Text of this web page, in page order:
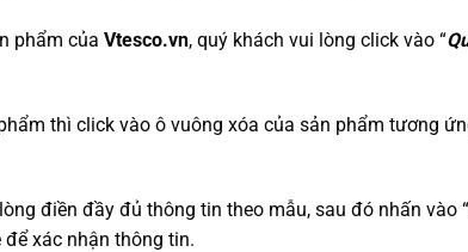
phẩm của Vtesco.vn, quý khách vui lòng click vào “
thì click vào ô vuông xóa của sản phẩm tương
điền đầy đủ thông tin theo mẫu, sau đó nhấn vào “
xác nhận thông tin.